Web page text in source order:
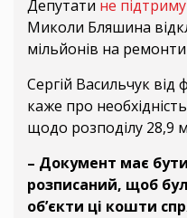
Депутати не
Миколи Бляшина
мільйонів на
Сергій Васильчук від
каже про
щодо розподілу 28,9
– Документ має
розписаний, щоб
об’єкти ці кошти